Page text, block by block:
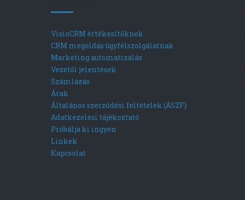
VisioCRM értékesítőknek
CRM megoldás ügyfélszolgálatnak
Marketing automatizálás
Vezetői jelentések
Számlázás
Árak
Általános szerződési feltételek (ÁSZF)
Adatkezelési tájékoztató
Próbálja ki ingyen
Linkek
Kapcsolat